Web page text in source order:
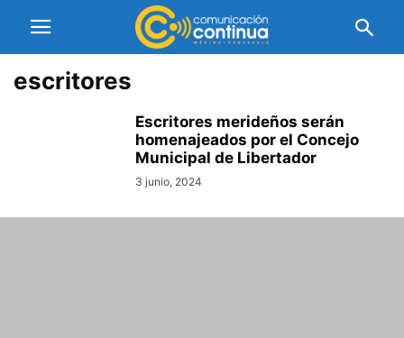
escritores
Escritores merideños serán
homenajeados por el Concejo
Municipal de Libertador
3 junio, 2024